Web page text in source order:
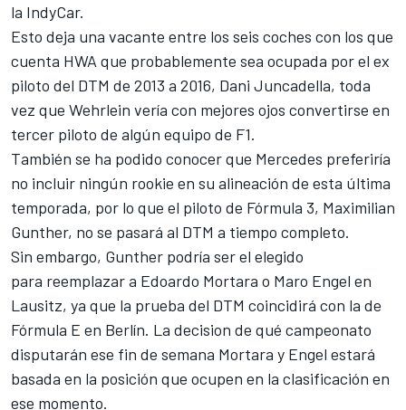
la IndyCar.
Esto deja una vacante entre los seis coches con los que
cuenta HWA que probablemente sea ocupada por el ex
piloto del DTM de 2013 a 2016, Dani Juncadella, toda
vez que Wehrlein vería con mejores ojos convertirse en
tercer piloto de algún equipo de F1.
También se ha podido conocer que Mercedes preferiría
no incluir ningún rookie en su alineación de esta última
temporada, por lo que el piloto de Fórmula 3, Maximilian
Gunther, no se pasará al DTM a tiempo completo.
Sin embargo, Gunther podría ser el elegido
para reemplazar a Edoardo Mortara o Maro Engel en
Lausitz, ya que la prueba del DTM coincidirá con la de
Fórmula E en Berlín. La decision de qué campeonato
disputarán ese fin de semana Mortara y Engel estará
basada en la posición que ocupen en la clasificación en
ese momento.